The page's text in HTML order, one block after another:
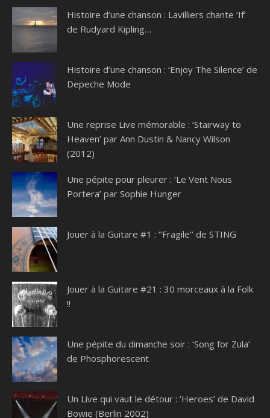
Histoire d’une chanson : Lavilliers chante ‘If’
de Rudyard Kipling…
Histoire d’une chanson : ‘Enjoy The Silence’ de
Depeche Mode
Une reprise Live mémorable : ‘Stairway to
Heaven’ par Ann Dustin & Nancy Wilson
(2012)
Une pépite pour pleurer : ‘Le Vent Nous
Portera’ par Sophie Hunger
Jouer à la Guitare #1 : ‘’Fragile’’ de STING
Jouer à la Guitare #21 : 30 morceaux à la Folk
!!
Une pépite du dimanche soir : ‘Song for Zula’
de Phosphorescent
Un Live qui vaut le détour : ‘Heroes’ de David
Bowie (Berlin 2002)